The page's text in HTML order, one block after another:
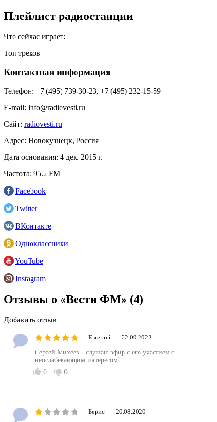
Плейлист радиостанции
Что сейчас играет:
Топ треков
Контактная информация
Телефон: +7 (495) 739-30-23, +7 (495) 232-15-59
E-mail: info@radiovesti.ru
Сайт: radiovesti.ru
Адрес: Новокузнецк, Россия
Дата основания: 4 дек. 2015 г.
Частота: 95.2 FM
Facebook
Twitter
ВКонтакте
Одноклассники
YouTube
Instagram
Отзывы о «Вести ФМ» (4)
Добавить отзыв
Евгений 22.09.2022
Сергей Михеев - слушаю эфир с его участием с
неослабевающим интересом!
0 0
Борис 20.08.2020